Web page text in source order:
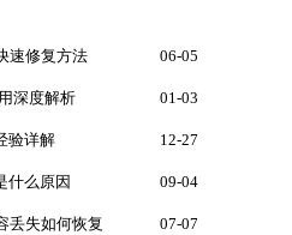
速修复方法 06-05
深度解析 01-03
验详解 12-27
什么原因 09-04
丢失如何恢复 07-07